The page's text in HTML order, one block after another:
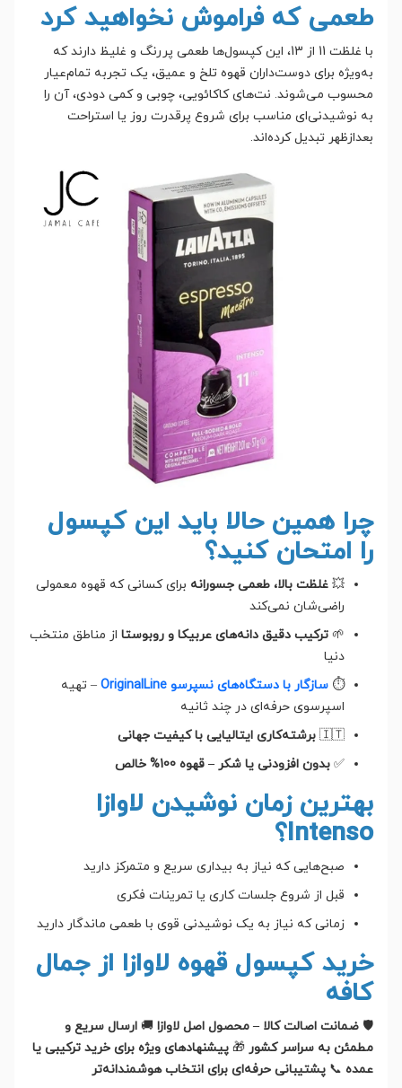
طعمی که فراموش نخواهید کرد
با غلظت 11 از 13، این کپسول‌ها طعمی پررنگ و غلیظ دارند که
به‌ویژه برای دوست‌داران قهوه تلخ و عمیق، یک تجربه تمام‌عیار
محسوب می‌شوند. نت‌های کاکائویی، چوبی و کمی دودی، آن را
به نوشیدنی‌ای مناسب برای شروع پرقدرت روز یا استراحت
بعدازظهر تبدیل کرده‌اند.
چرا همین حالا باید این کپسول
را امتحان کنید؟
💥 غلظت بالا، طعمی جسورانه برای کسانی که قهوه معمولی
راضی‌شان نمی‌کند
🌱 ترکیب دقیق دانه‌های عربیکا و روبوستا از مناطق منتخب
دنیا
⏱ سازگار با دستگاه‌های نسپرسو OriginalLine
– تهیه
اسپرسوی حرفه‌ای در چند ثانیه
🇮🇹 برشته‌کاری ایتالیایی با کیفیت جهانی
✅ بدون افزودنی یا شکر – قهوه 100% خالص
بهترین زمان نوشیدن لاوازا
Intenso؟
صبح‌هایی که نیاز به بیداری سریع و متمرکز دارید
قبل از شروع جلسات کاری یا تمرینات فکری
زمانی که نیاز به یک نوشیدنی قوی با طعمی ماندگار دارید
خرید کپسول قهوه لاوازا از جمال
کافه
🛡 ضمانت اصالت کالا – محصول اصل لاوازا 🚚 ارسال سریع و
مطمئن به سراسر کشور 🎁 پیشنهادهای ویژه برای خرید ترکیبی یا
عمده 📞 پشتیبانی حرفه‌ای برای انتخاب هوشمندانه‌تر